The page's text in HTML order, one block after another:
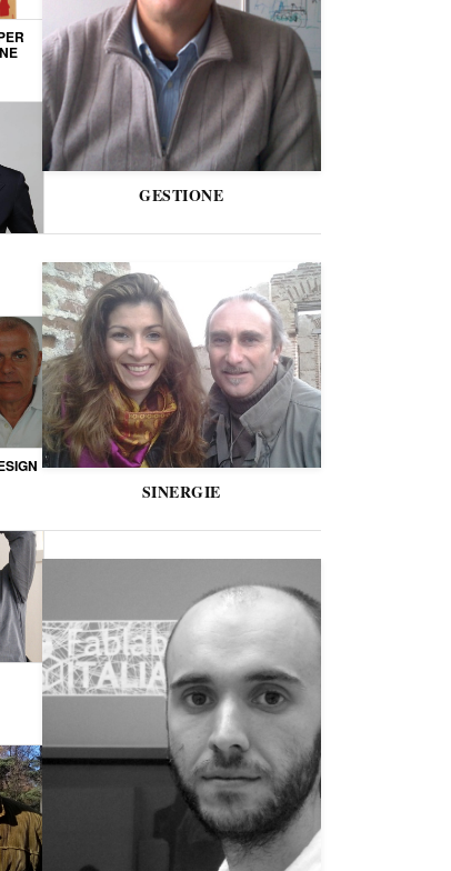
GESTIONE
SINERGIE